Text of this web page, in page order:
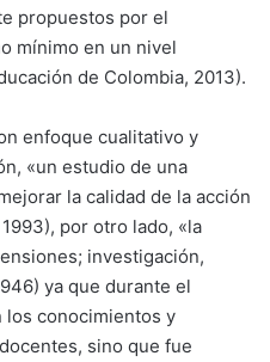
propuestos por el
mínimo en un nivel
de Colombia, 2013).
enfoque cualitativo y
«un estudio de una
la calidad de la acción
por otro lado, «la
investigación,
ya que durante el
los conocimientos y
sino que fue